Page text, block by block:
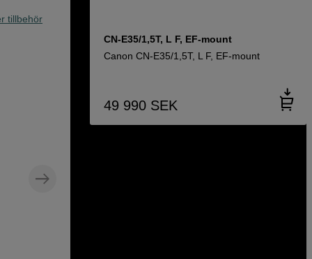
tillbehör
CN-E35/1,5T, L F, EF-mount
Canon CN-E35/1,5T, L F, EF-mount
49 990 SEK